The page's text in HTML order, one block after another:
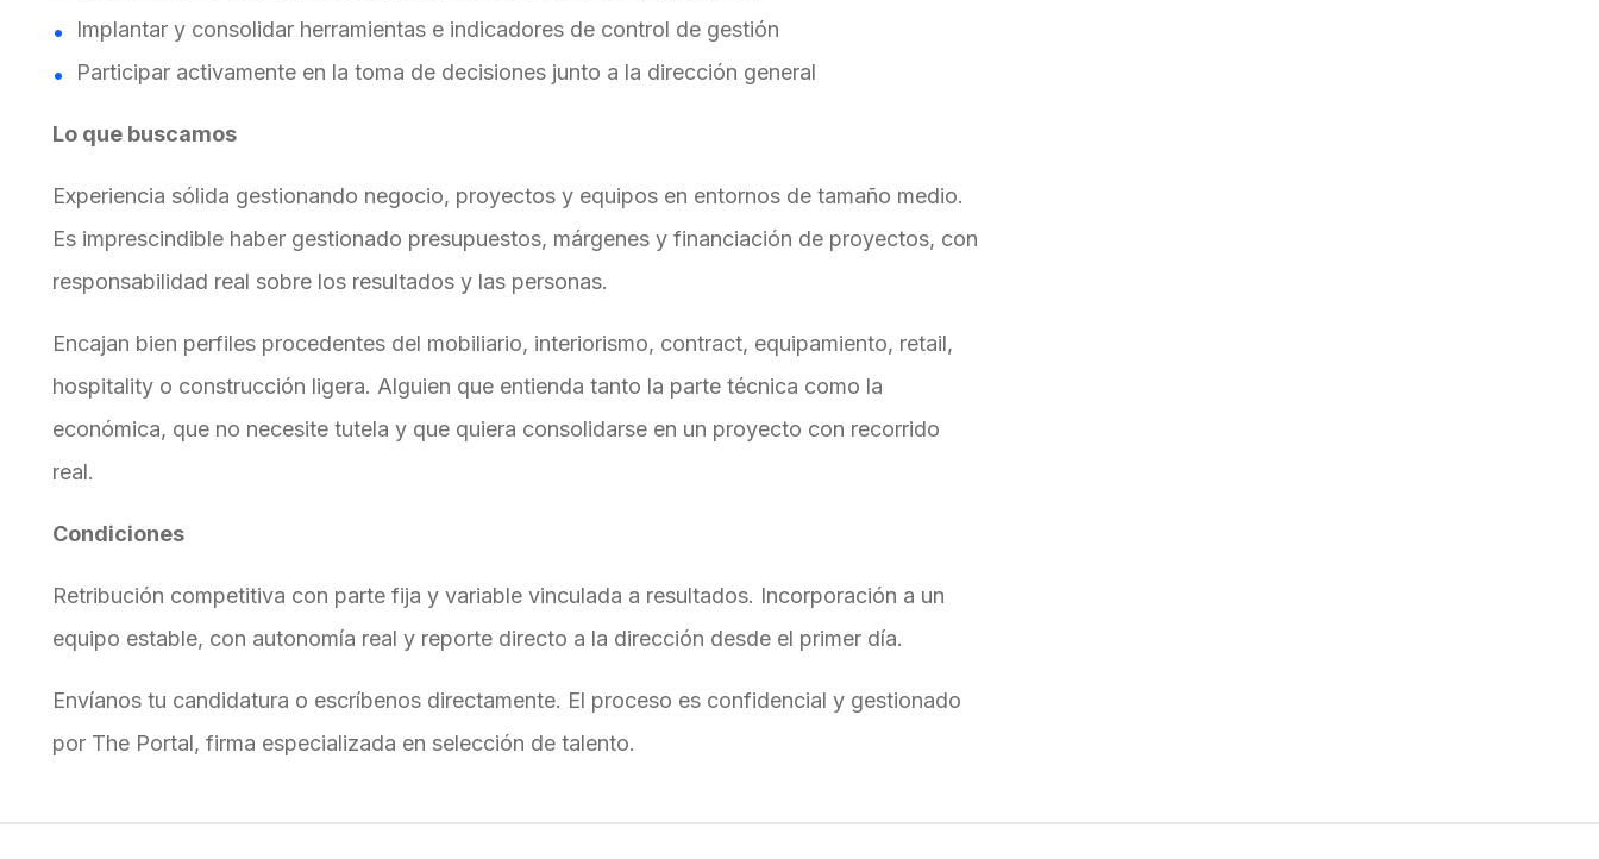
Implantar y consolidar herramientas e indicadores de control de gestión
Participar activamente en la toma de decisiones junto a la dirección general
Lo que buscamos
Experiencia sólida gestionando negocio, proyectos y equipos en entornos de tamaño medio.
Es imprescindible haber gestionado presupuestos, márgenes y financiación de proyectos, con
responsabilidad real sobre los resultados y las personas.
Encajan bien perfiles procedentes del mobiliario, interiorismo, contract, equipamiento, retail,
hospitality o construcción ligera. Alguien que entienda tanto la parte técnica como la
económica, que no necesite tutela y que quiera consolidarse en un proyecto con recorrido
real.
Condiciones
Retribución competitiva con parte fija y variable vinculada a resultados. Incorporación a un
equipo estable, con autonomía real y reporte directo a la dirección desde el primer día.
Envíanos tu candidatura o escríbenos directamente. El proceso es confidencial y gestionado
por The Portal, firma especializada en selección de talento.